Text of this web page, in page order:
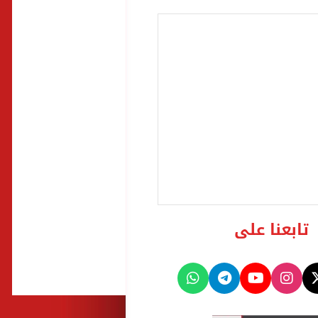
تابعنا على